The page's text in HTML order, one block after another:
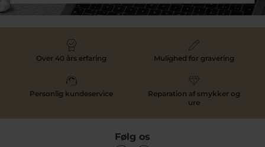
Over 40 års erfaring Mulighed for gravering
Personlig kundeservice
Reparation af smykker og
ure
Følg os